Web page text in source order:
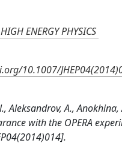
ENERGY PHYSICS
10.1007/
Aleksandrov, A.,
with the OPERA